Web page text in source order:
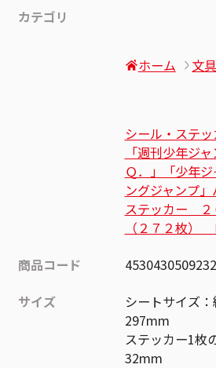
カテゴリ
ホーム 文具
シール・ステ
「週刊少年ジ
Ｑ．」「少年
ングジャンプ
ステッカー ２
（２７２枚）
商品コード
4530430509232
サイズ
シートサイズ
297mm
ステッカー1枚
32mm